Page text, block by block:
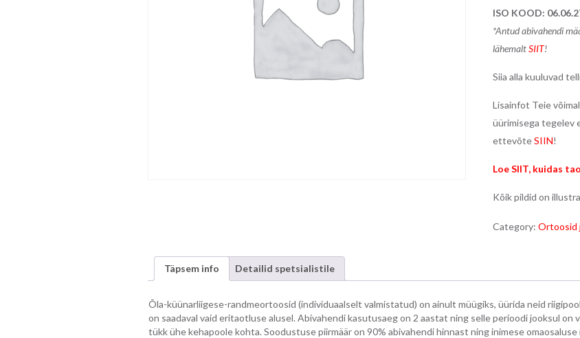
ISO KOOD:
*Antud abivahendi
lähemaltSIIT!
Siia alla kuuluvad
Lisainfot Teie
üürimisega tegelev
ettevõteSIIN!
Loe SIIT, kuidas
Kõik pildid on
Category: Ortoosid
Täpsem info Detailid spetsialistile
Õla-küünarliigese-randmeortoosid (individuaalselt valmistatud) on ainult müügiks, üürida neid
on saadaval vaid eritaotluse alusel. Abivahendi kasutusaeg on 2 aastat ning selle perioodi jooksul
tükk ühe kehapoole kohta. Soodustuse piirmäär on 90% abivahendi hinnast ning inimese